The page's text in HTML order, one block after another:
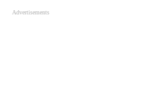
Advertisements